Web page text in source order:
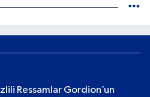
Ressamlar Gordion’un